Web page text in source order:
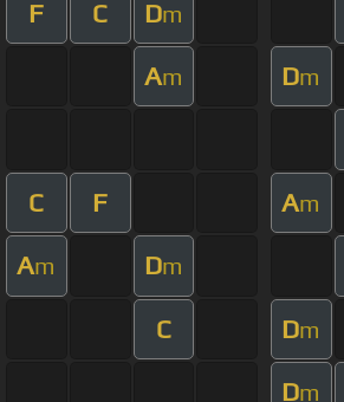
F C Dm
Am Dm
C F Am
Am Dm
C Dm
Dm